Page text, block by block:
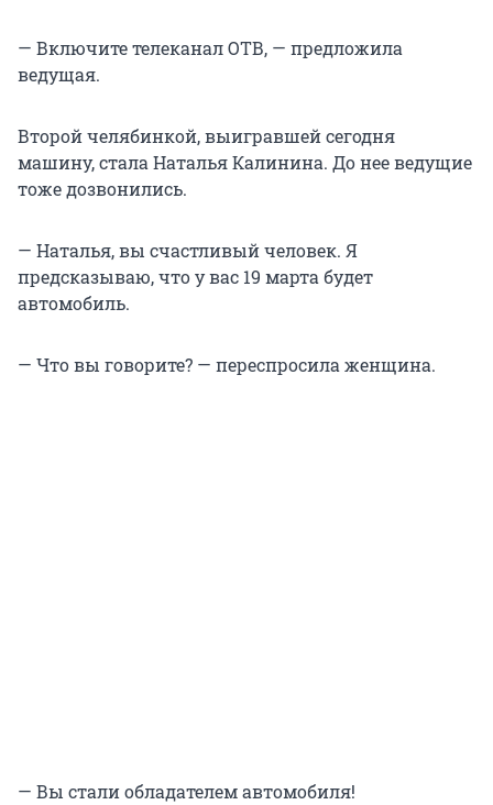
— Включите телеканал ОТВ, — предложила
ведущая.
Второй челябинкой, выигравшей сегодня
машину, стала Наталья Калинина. До нее ведущие
тоже дозвонились.
— Наталья, вы счастливый человек. Я
предсказываю, что у вас 19 марта будет
автомобиль.
— Что вы говорите? — переспросила женщина.
— Вы стали обладателем автомобиля!